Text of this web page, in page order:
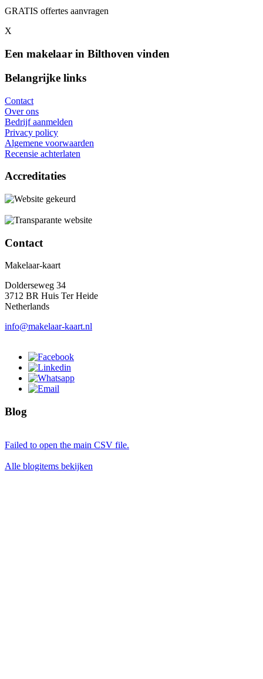
GRATIS offertes aanvragen
X
Een makelaar in Bilthoven vinden
Belangrijke links
Contact
Over ons
Bedrijf aanmelden
Privacy policy
Algemene voorwaarden
Recensie achterlaten
Accreditaties
Contact
Makelaar-kaart
Dolderseweg 34
3712 BR Huis Ter Heide
Netherlands
info@makelaar-kaart.nl
Blog
Failed to open the main CSV file.
Alle blogitems bekijken